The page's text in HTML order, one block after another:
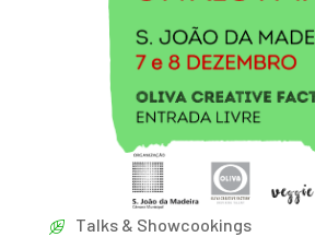
Talks & Showcookings